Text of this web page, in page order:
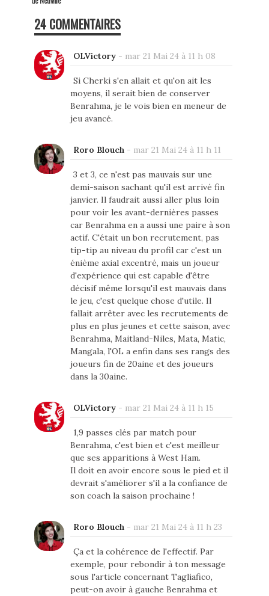
24 COMMENTAIRES
OLVictory- mar 21 Mai 24 à 11 h 08
Si Cherki s'en allait et qu'on ait les
moyens, il serait bien de conserver
Benrahma, je le vois bien en meneur de
jeu avancé.
Roro Blouch- mar 21 Mai 24 à 11 h 11
3 et 3, ce n'est pas mauvais sur une
demi-saison sachant qu'il est arrivé fin
janvier. Il faudrait aussi aller plus loin
pour voir les avant-dernières passes
car Benrahma en a aussi une paire à son
actif. C'était un bon recrutement, pas
tip-tip au niveau du profil car c'est un
énième axial excentré, mais un joueur
d'expérience qui est capable d'être
décisif même lorsqu'il est mauvais dans
le jeu, c'est quelque chose d'utile. Il
fallait arrêter avec les recrutements de
plus en plus jeunes et cette saison, avec
Benrahma, Maitland-Niles, Mata, Matic,
Mangala, l'OL a enfin dans ses rangs des
joueurs fin de 20aine et des joueurs
dans la 30aine.
OLVictory- mar 21 Mai 24 à 11 h 15
1,9 passes clés par match pour
Benrahma, c'est bien et c'est meilleur
que ses apparitions à West Ham.
Il doit en avoir encore sous le pied et il
devrait s'améliorer s'il a la confiance de
son coach la saison prochaine !
Roro Blouch- mar 21 Mai 24 à 11 h 23
Ça et la cohérence de l'effectif. Par
exemple, pour rebondir à ton message
sous l'article concernant Tagliafico,
peut-on avoir à gauche Benrahma et